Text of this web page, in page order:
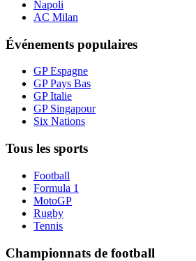
Napoli
AC Milan
Événements populaires
GP Espagne
GP Pays Bas
GP Italie
GP Singapour
Six Nations
Tous les sports
Football
Formula 1
MotoGP
Rugby
Tennis
Championnats de football